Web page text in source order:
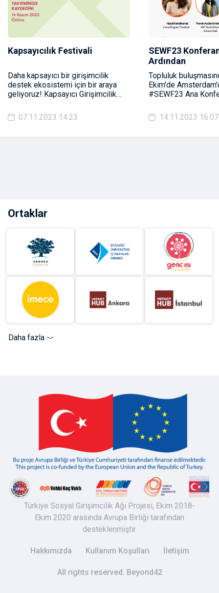
Kapsayıcılık Festivali
Daha kapsayıcı bir girişimcilik
destek ekosistemi için bir araya
geliyoruz! Kapsayıcı Girişimcilik
07.11.2023 14:23
SEWF23
Ardından
Topluluk
Ekim'de
#SEWF23 Ana
sosyal girişimcilik
uluslararası
14.11.2023 16:07
Ortaklar
Daha fazla
Türkiye Sosyal Girişimcilik Ağı Projesi, Ekim 2018-
Ekim 2020 arasında Avrupa Birliği tarafından
desteklenmiştir.
Hakkımızda Kullanım Koşulları İletişim
All rights reserved. Beyond42